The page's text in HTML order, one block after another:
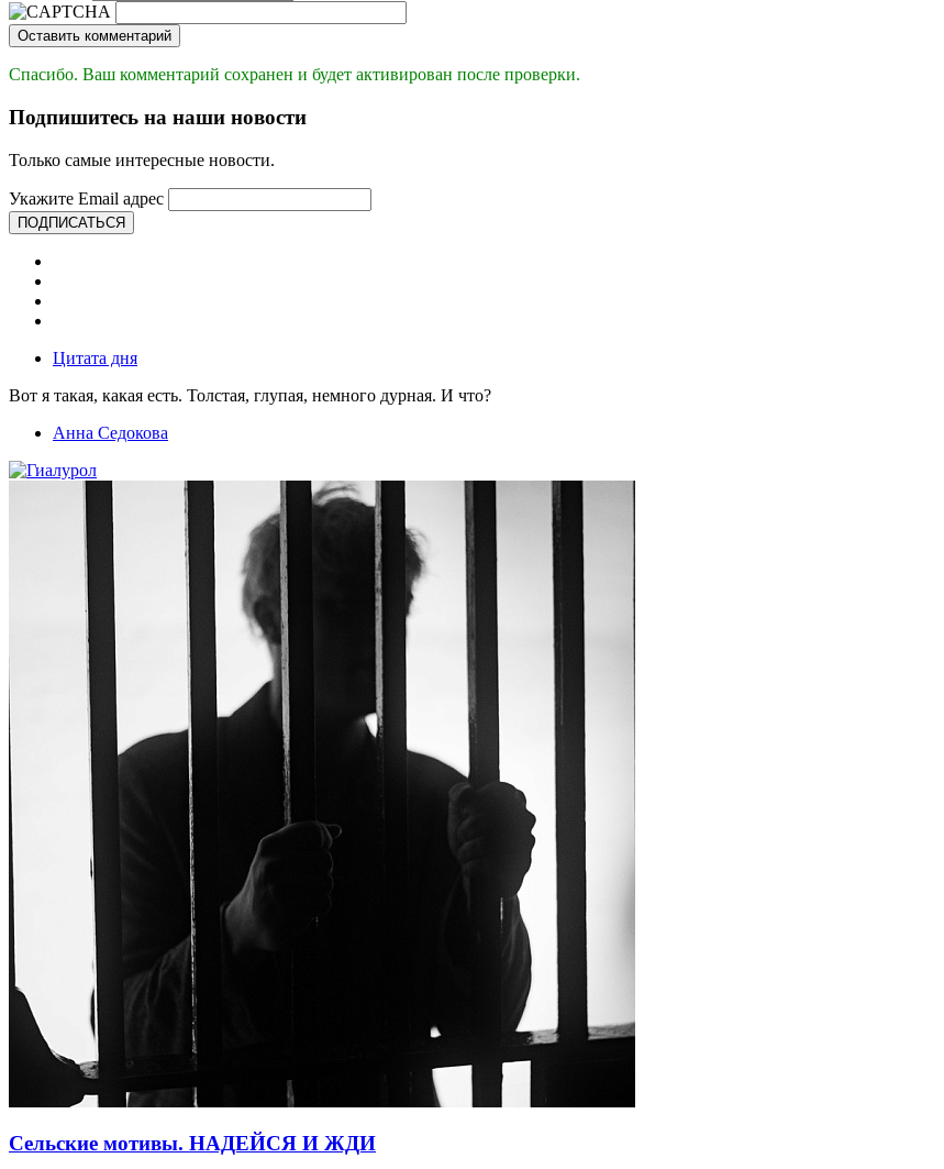
Оставить комментарий
Спасибо. Ваш комментарий сохранен и будет активирован после проверки.
Подпишитесь на наши новости
Только самые интересные новости.
Укажите Email адрес
ПОДПИСАТЬСЯ
Цитата дня
Вот я такая, какая есть. Толстая, глупая, немного дурная. И что?
Анна Седокова
Сельские мотивы. НАДЕЙСЯ И ЖДИ